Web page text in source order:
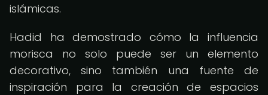
islámicas.
Hadid ha demostrado cómo la influencia
morisca no solo puede ser un elemento
decorativo, sino también una fuente de
inspiración para la creación de espacios